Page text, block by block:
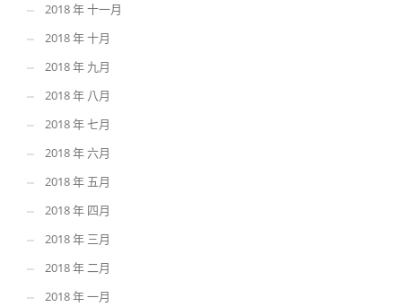
2018 年 十一月
2018 年 十月
2018 年 九月
2018 年 八月
2018 年 七月
2018 年 六月
2018 年 五月
2018 年 四月
2018 年 三月
2018 年 二月
2018 年 一月